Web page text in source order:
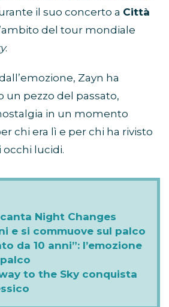
il suo concerto a Città
del tour mondiale
.
Zayn ha
un pezzo del passato,
in un momento
chi era lì e per chi ha rivisto
lucidi.
Night Changes
e si commuove sul palco
da 10 anni”: l’emozione
to the Sky conquista